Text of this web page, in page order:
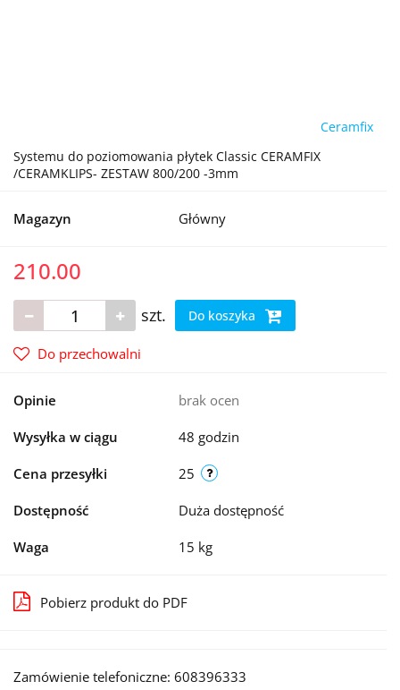
Ceramfix
Systemu do poziomowania płytek Classic CERAMFIX
/CERAMKLIPS- ZESTAW 800/200 -3mm
Magazyn Główny
210.00
szt. Do koszyka
Do przechowalni
Opinie brak ocen
Wysyłka w ciągu 48 godzin
Cena przesyłki 25
Dostępność Duża dostępność
Waga 15 kg
Pobierz produkt do PDF
Zamówienie telefoniczne: 608396333